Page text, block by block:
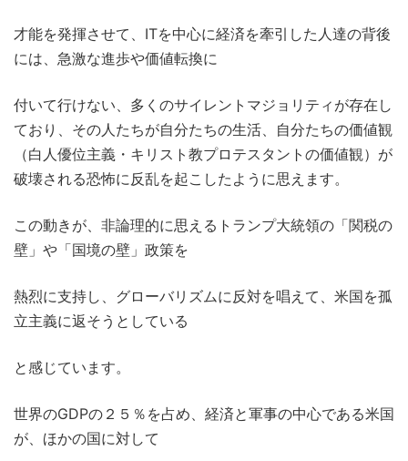
才能を発揮させて、ITを中心に経済を牽引した人達の背後
には、急激な進歩や価値転換に
付いて行けない、多くのサイレントマジョリティが存在し
ており、その人たちが自分たちの生活、自分たちの価値観
（白人優位主義・キリスト教プロテスタントの価値観）が
破壊される恐怖に反乱を起こしたように思えます。
この動きが、非論理的に思えるトランプ大統領の「関税の
壁」や「国境の壁」政策を
熱烈に支持し、グローバリズムに反対を唱えて、米国を孤
立主義に返そうとしている
と感じています。
世界のGDPの２５％を占め、経済と軍事の中心である米国
が、ほかの国に対して